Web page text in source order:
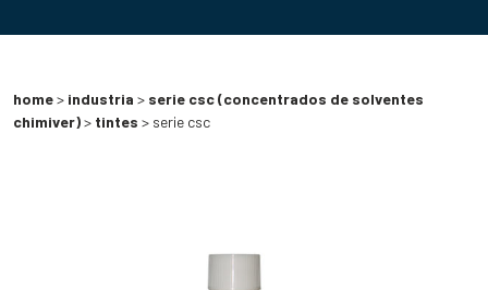
home> industria > serie csc (concentrados de solventes
chimiver)> tintes > serie csc